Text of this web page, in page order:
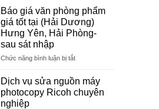
cho
học
sinh,
sinh
văn
công
ty
tại
KCN
Tam
Dương
Vĩnh
máy
photocopy
tại
Nam,
sau
sát
Báo giá văn phòng phẩm
giá tốt tại (Hải Dương)
Hưng Yên, Hải Phòng-
sau sát nhập
Chức năng bình luận bị tắtở
văn
phòng
Dịch vụ sửa nguồn máy
photocopy Ricoh chuyên
nghiệp